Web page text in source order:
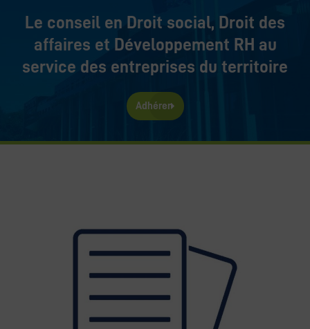
Le conseil en Droit social, Droit des
affaires et Développement RH au
service des entreprises du territoire
Adhérer